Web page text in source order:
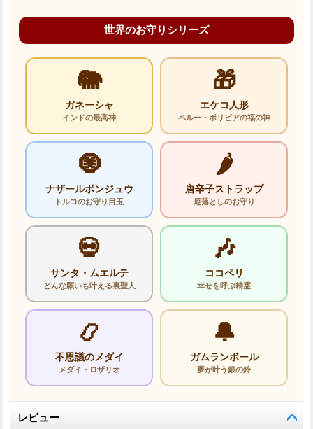
世界のお守りシリーズ
🐘
ガネーシャ
インドの最高神
🎁
エケコ人形
ペルー・ボリビアの福の神
🧿
ナザールボンジュウ
トルコのお守り目玉
🌶️
唐辛子ストラップ
厄落としのお守り
💀
サンタ・ムエルテ
どんな願いも叶える裏聖人
🎶
ココペリ
幸せを呼ぶ精霊
📿
不思議のメダイ
メダイ・ロザリオ
🔔
ガムランボール
夢が叶う銀の鈴
レビュー